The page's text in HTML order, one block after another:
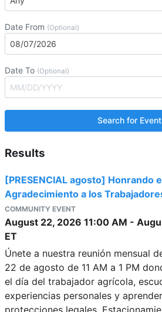
Date From (Optional)
Date To (Optional)
Results
[PRESENCIAL agosto] Honrando
Agradecimiento a los
COMMUNITY EVENT
August 22, 2026 11:00 AM -
ET
Únete a nuestra reunión mensual
22 de agosto de 11 AM a 1 PM
el día del trabajador agrícola,
experiencias personales y
protecciones legales.